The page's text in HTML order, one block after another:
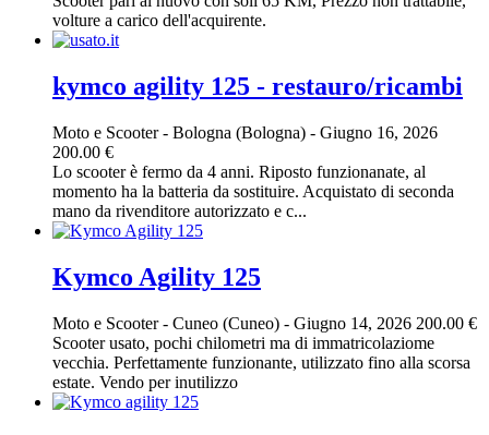
volture a carico dell'acquirente.
kymco agility 125 - restauro/ricambi
Moto e Scooter- Bologna (Bologna) - Giugno 16, 2026
200.00 €
Lo scooter è fermo da 4 anni. Riposto funzionanate, al
momento ha la batteria da sostituire. Acquistato di seconda
mano da rivenditore autorizzato e c...
Kymco Agility 125
Moto e Scooter- Cuneo (Cuneo) - Giugno 14, 2026 200.00 €
Scooter usato, pochi chilometri ma di immatricolaziome
vecchia. Perfettamente funzionante, utilizzato fino alla scorsa
estate. Vendo per inutilizzo